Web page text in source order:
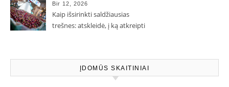
Bir 12, 2026
Kaip išsirinkti saldžiausias
trešnes: atskleidė, į ką atkreipti
ĮDOMŪS SKAITINIAI